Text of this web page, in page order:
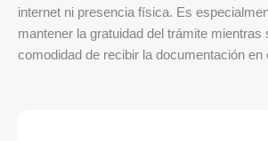
internet ni presencia física. Es
mantener la gratuidad del trámite mientras
comodidad de recibir la documentación en